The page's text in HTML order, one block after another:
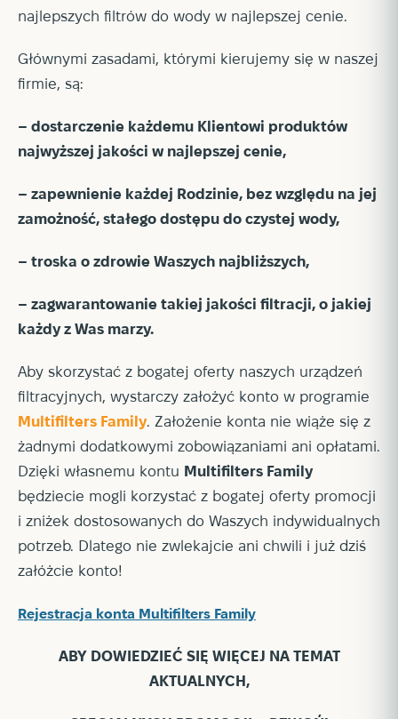
najlepszych filtrów do wody w najlepszej cenie.
Głównymi zasadami, którymi kierujemy się w naszej
firmie, są:
– dostarczenie każdemu Klientowi produktów
najwyższej jakości w najlepszej cenie,
– zapewnienie każdej Rodzinie, bez względu na jej
zamożność, stałego dostępu do czystej wody,
– troska o zdrowie Waszych najbliższych,
– zagwarantowanie takiej jakości filtracji, o jakiej
każdy z Was marzy.
Aby skorzystać z bogatej oferty naszych urządzeń
filtracyjnych, wystarczy założyć konto w programie
Multifilters Family. Założenie konta nie wiąże się z
żadnymi dodatkowymi zobowiązaniami ani opłatami.
Dzięki własnemu kontu Multifilters Family
będziecie mogli korzystać z bogatej oferty promocji
i zniżek dostosowanych do Waszych indywidualnych
potrzeb. Dlatego nie zwlekajcie ani chwili i już dziś
załóżcie konto!
Rejestracja konta Multifilters Family
ABY DOWIEDZIEĆ SIĘ WIĘCEJ NA TEMAT
AKTUALNYCH,